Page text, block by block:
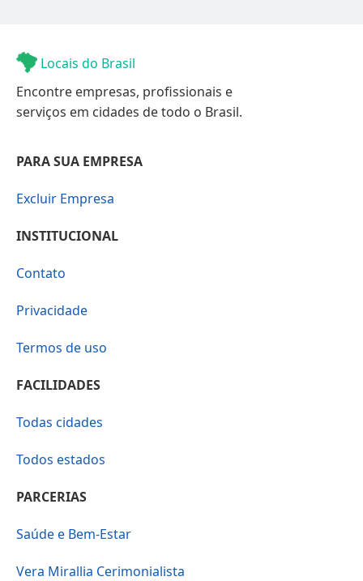
Locais do Brasil
Encontre empresas, profissionais e
serviços em cidades de todo o Brasil.
PARA SUA EMPRESA
Excluir Empresa
INSTITUCIONAL
Contato
Privacidade
Termos de uso
FACILIDADES
Todas cidades
Todos estados
PARCERIAS
Saúde e Bem-Estar
Vera Mirallia Cerimonialista